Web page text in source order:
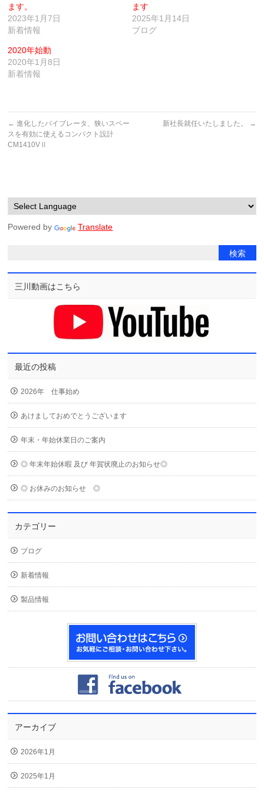
ます。
2023年1月7日
新着情報
ます
2025年1月14日
ブログ
2020年始動
2020年1月8日
新着情報
← 進化したバイブレータ、狭いスペー
スを有効に使えるコンパクト設計
CM1410VⅡ
新社長就任いたしました。 →
Powered by Translate
三川動画はこちら
最近の投稿
2026年 仕事始め
あけましておめでとうございます
年末・年始休業日のご案内
◎ 年末年始休暇 及び 年賀状廃止のお知らせ◎
◎ お休みのお知らせ ◎
カテゴリー
ブログ
新着情報
製品情報
アーカイブ
2026年1月
2025年1月